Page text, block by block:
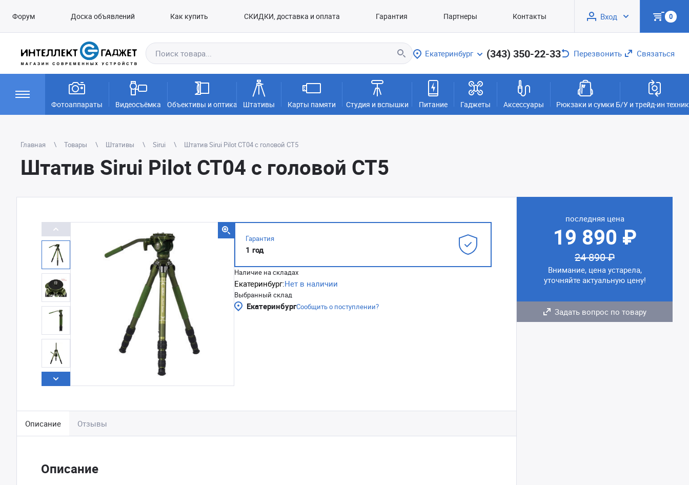
Форум Доска объявлений Как купить СКИДКИ, доставка и оплата Гарантия Партнеры Контакты Вход 0
Екатеринбург (343) 350-22-33 Перезвонить Связаться
Фотоаппараты Видеосъёмка Объективы и оптика Штативы Карты памяти Студия и вспышки Питание Гаджеты Аксессуары Рюкзаки и сумки Б/У и трейд-ин
Главная Товары Штативы Sirui Штатив Sirui Pilot CT04 с головой CT5
Штатив Sirui Pilot CT04 с головой CT5
Гарантия
1 год
Наличие на складах
Екатеринбург:Нет в наличии
Выбранный склад
ЕкатеринбургСообщить о поступлении?
Описание Отзывы
Описание
последняя цена
19 890 ₽
24 890 ₽
Внимание, цена устарела,
уточняйте актуальную цену!
Задать вопрос по товару